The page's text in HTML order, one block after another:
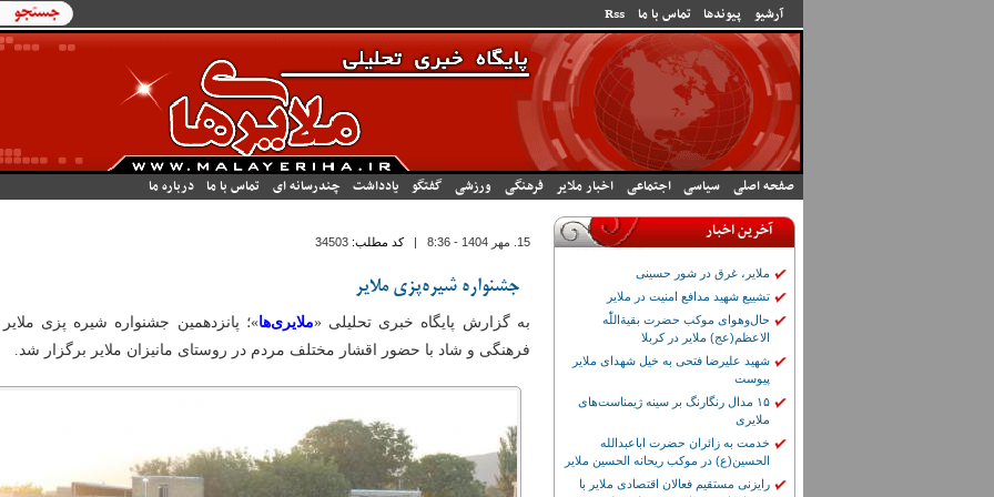
آرشیو پیوندها تماس با ما Rss فرم
جستجو
صفحه اصلی سیاسی اجتماعی اخبار ملایر فرهنگی ورزشی گفتگو یادداشت چندرسانه ای تماس با ما درباره ما
15. مهر 1404 - 8:36 |کد مطلب:34503
جشنواره شیره‌پزی ملایر
به گزارش پایگاه خبری تحلیلی «ملایری‌ها»؛ پانزدهمین جشنواره شیره پزی ملایر
فرهنگی و شاد با حضور اقشار مختلف مردم در روستای مانیزان ملایر برگزار شد.
آخرین اخبار
ملایر، غرق در شور حسینی
تشییع شهید مدافع امنیت در ملایر
حال‌وهوای موکب حضرت بقیة‌اللّٰه
الاعظم(عج) ملایر در کربلا
شهید علیرضا فتحی به خیل شهدای ملایر
پیوست
۱۵ مدال رنگارنگ بر سینه ژیمناست‌های
ملایری
خدمت به زائران حضرت اباعبدالله
الحسین(ع) در موکب ریحانه الحسین ملایر
رایزنی مستقیم فعالان اقتصادی ملایر با